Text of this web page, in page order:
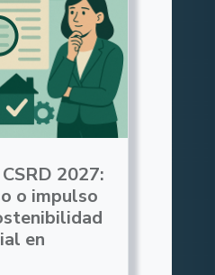
2027:
o impulso
en